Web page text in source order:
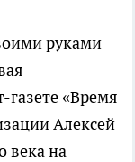
руками
газете «Время
Алексей
века на